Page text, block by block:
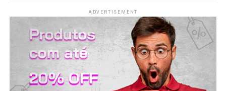
EXPEDIENTE
FINALIZAR COMPRA
HOME
ADVERTISEMENT